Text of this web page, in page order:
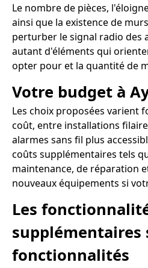
Le nombre de pièces,
ainsi que la existence de
perturber le signal radio des
autant d'éléments qui
opter pour et la quantité de
Votre budget à
Les choix proposées varient
coût, entre installations
alarmes sans fil plus
coûts supplémentaires tels
maintenance, de réparation
nouveaux équipements si
Les
supplémentaires
fonctionnalités